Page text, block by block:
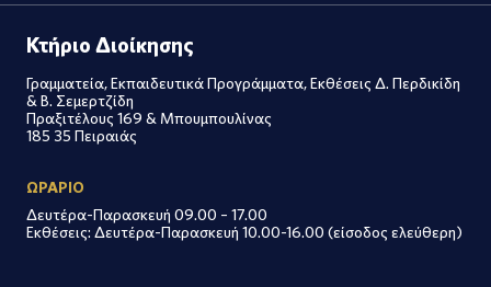
Κτήριο Διοίκησης
Γραμματεία, Εκπαιδευτικά Προγράμματα, Εκθέσεις Δ. Περδικίδη
& Β. Σεμερτζίδη
Πραξιτέλους 169 & Μπουμπουλίνας
185 35 Πειραιάς
ΩΡΑΡΙΟ
Δευτέρα-Παρασκευή 09.00 – 17.00
Εκθέσεις: Δευτέρα-Παρασκευή 10.00-16.00 (είσοδος ελεύθερη)